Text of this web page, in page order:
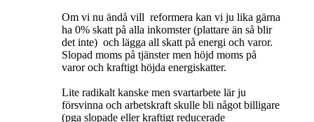
Om vi nu ändå vill reformera kan vi ju lika gärna
ha 0% skatt på alla inkomster (plattare än så blir
det inte) och lägga all skatt på energi och varor.
Slopad moms på tjänster men höjd moms på
varor och kraftigt höjda energiskatter.
Lite radikalt kanske men svartarbete lär ju
försvinna och arbetskraft skulle bli något billigare
(pga slopade eller kraftigt reducerade